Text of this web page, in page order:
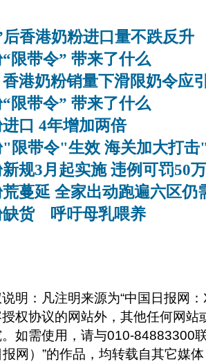
后香港奶粉进口量不跌反升
限带令” 带来了什么
港奶粉销量下滑限奶令应
限带令” 带来了什么
口 4年增加两倍
"限带令"生效 海关加大打
规3月起实施 违例可罚50
蔓延 全家出动跑遍六区仍
缺货 呼吁母乳喂养
明：凡注明来源为“中国日报网
权协议的网站外，其他任何网
如需使用，请与010-84883300
网）”的作品，均转载自其它媒